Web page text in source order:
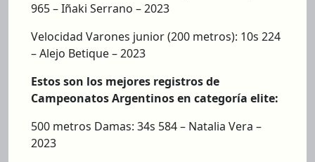
965 – Iñaki Serrano – 2023
Velocidad Varones junior (200 metros): 10s 224
– Alejo Betique – 2023
Estos son los mejores registros de
Campeonatos Argentinos en categoría elite:
500 metros Damas: 34s 584 – Natalia Vera –
2023